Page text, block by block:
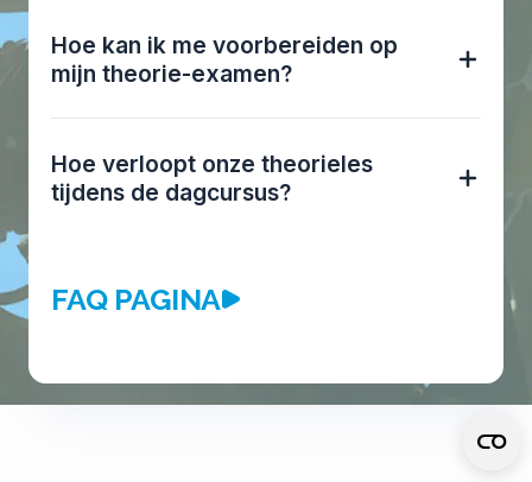
Hoe kan ik me voorbereiden op
mijn theorie-examen?
Hoe verloopt onze theorieles
tijdens de dagcursus?
FAQ PAGINA